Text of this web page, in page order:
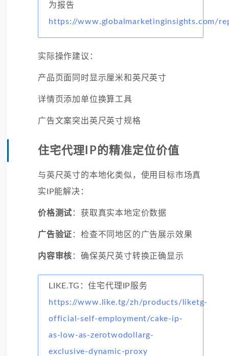
为报告
https://www.globalmarketinginsights.com/
实际操作建议：
产品页面同时显示厘米和英尺英寸
详情页添加单位换算工具
广告文案突出英尺英寸规格
住宅代理IP的精准定位价值
与英尺英寸的本地化类似，使用目标市场真
实IP能解决：
价格测试 ：获取真实本地定价数据
广告验证 ：检查不同地区的广告展示效果
内容审核 ：确保英尺英寸转换正确显示
LIKE.TG：住宅代理IP服务
https://www.like.tg/zh/products/liketg-
official-self-employment/cake-ip-
as-low-as-zerotwodollarg-
exclusive-dynamic-proxy